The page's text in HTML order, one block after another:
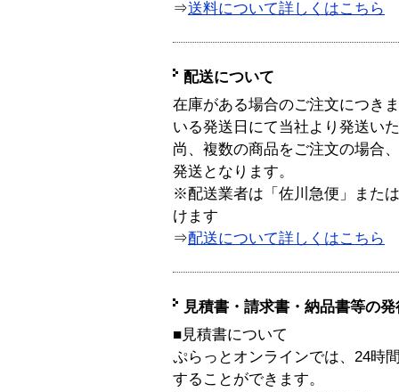
⇒送料について詳しくはこちら
配送について
在庫がある場合のご注文につき
いる発送日にて当社より発送い
尚、複数の商品をご注文の場合
発送となります。
※配送業者は「佐川急便」また
けます
⇒配送について詳しくはこちら
見積書・請求書・納品書等の
■見積書について
ぷらっとオンラインでは、24時
することができます。